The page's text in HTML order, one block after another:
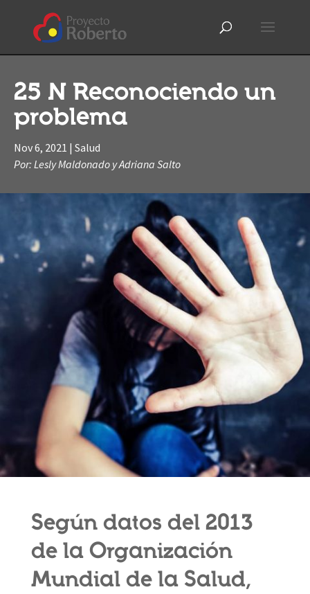
25 N Reconociendo un
problema
Nov 6, 2021 | Salud
Por: Lesly Maldonado y Adriana Salto
Según datos del 2013
de la Organización
Mundial de la Salud,